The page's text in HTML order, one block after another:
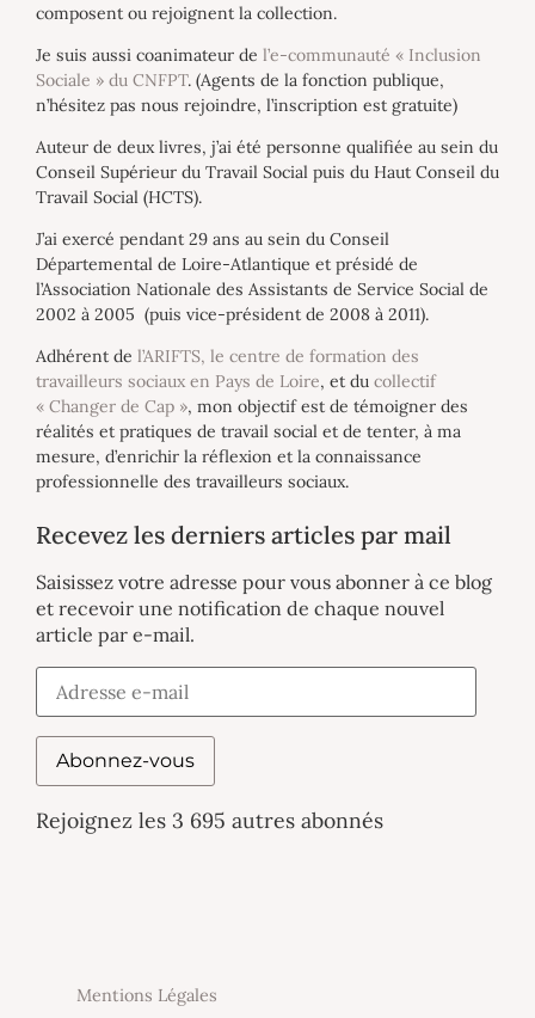
composent ou rejoignent la collection.
Je suis aussi coanimateur de l’e-communauté « Inclusion
Sociale » du CNFPT. (Agents de la fonction publique,
n’hésitez pas nous rejoindre, l’inscription est gratuite)
Auteur de deux livres, j’ai été personne qualifiée au sein du
Conseil Supérieur du Travail Social puis du Haut Conseil du
Travail Social (HCTS).
J’ai exercé pendant 29 ans au sein du Conseil
Départemental de Loire-Atlantique et présidé de
l’Association Nationale des Assistants de Service Social de
2002 à 2005 (puis vice-président de 2008 à 2011).
Adhérent de l’ARIFTS, le centre de formation des
travailleurs sociaux en Pays de Loire, et du collectif
« Changer de Cap », mon objectif est de témoigner des
réalités et pratiques de travail social et de tenter, à ma
mesure, d’enrichir la réflexion et la connaissance
professionnelle des travailleurs sociaux.
Recevez les derniers articles par mail
Saisissez votre adresse pour vous abonner à ce blog
et recevoir une notification de chaque nouvel
article par e-mail.
Abonnez-vous
Rejoignez les 3 695 autres abonnés
Mentions Légales